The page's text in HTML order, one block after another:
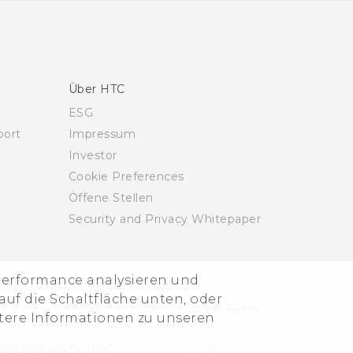
analysieren und
die Schaltfläche unten, oder
Informationen zu unseren
Über HTC
ESG
Impressum
Investor
Cookie Preferences
Offene Stellen
Security and Privacy Whitepaper
© 2011-2026 HTC Corporation